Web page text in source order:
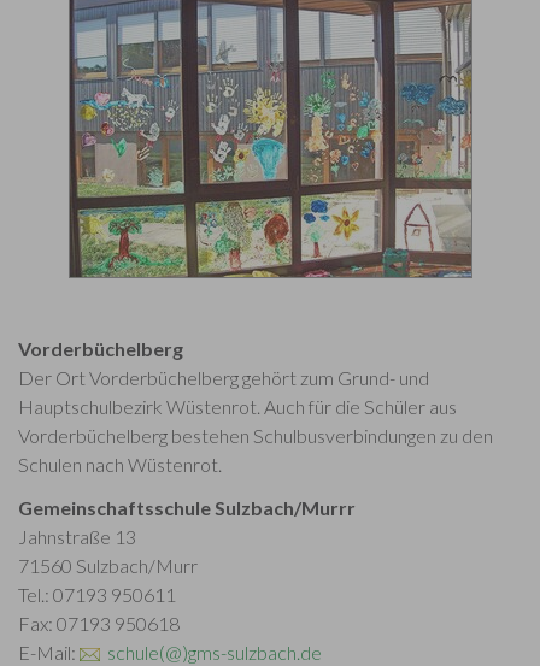
Vorderbüchelberg
Der Ort Vorderbüchelberg gehört zum Grund- und
Hauptschulbezirk Wüstenrot. Auch für die Schüler aus
Vorderbüchelberg bestehen Schulbusverbindungen zu den
Schulen nach Wüstenrot.
Gemeinschaftsschule Sulzbach/Murrr
Jahnstraße 13
71560 Sulzbach/Murr
Tel.: 07193 950611
Fax: 07193 950618
E-Mail:
schule(@)gms-sulzbach.de